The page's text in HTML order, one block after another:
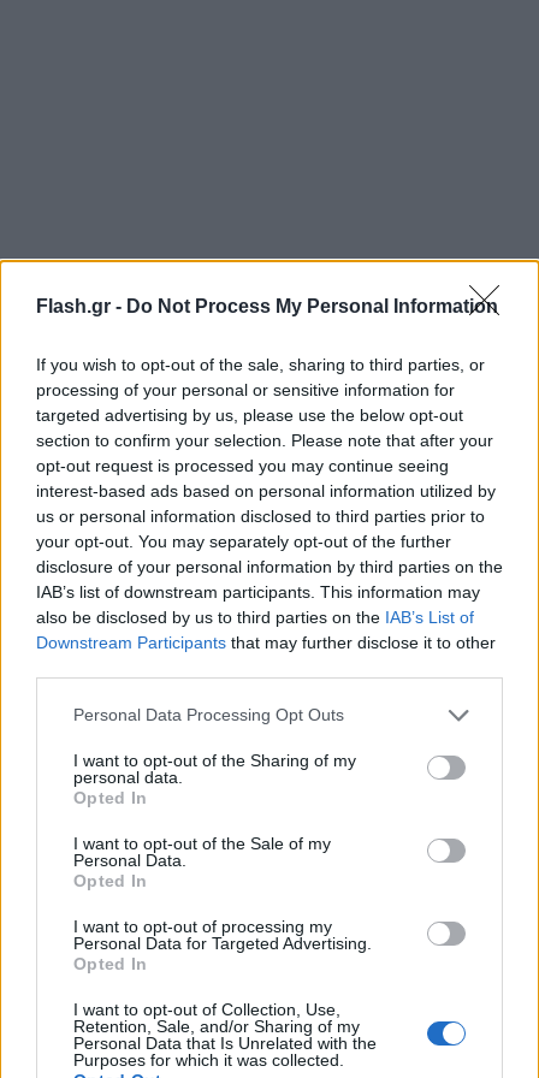
Flash.gr - Do Not Process My Personal Information
If you wish to opt-out of the sale, sharing to third parties, or
processing of your personal or sensitive information for
targeted advertising by us, please use the below opt-out
section to confirm your selection. Please note that after your
opt-out request is processed you may continue seeing
interest-based ads based on personal information utilized by
us or personal information disclosed to third parties prior to
your opt-out. You may separately opt-out of the further
disclosure of your personal information by third parties on the
IAB’s list of downstream participants. This information may
also be disclosed by us to third parties on the IAB’s List of
Downstream Participants that may further disclose it to other
Please note that this website/app uses one or more Google
not limited to your visit or usage behaviour. You may click to
grant or deny consent to Google and its third-party tags to
use your data for below specified purposes in below Google
consent section.
Personal Data Processing Opt Outs
I want to opt-out of the Sharing of my
personal data.
Opted In
I want to opt-out of the Sale of my
Personal Data.
Opted In
I want to opt-out of processing my
Personal Data for Targeted Advertising.
Opted In
I want to opt-out of Collection, Use,
Retention, Sale, and/or Sharing of my
Personal Data that Is Unrelated with the
Purposes for which it was collected.
Καιρός: Λίγες νεφώσεις παροδικά αυξημένες
Ανεμοι: Νότιοι νοτιοανατολικοί 3 με 4 και
από το απόγευμα στα ανατολικά του νομού
ανατολικοί 4 με 5 μποφόρ.
Θερμοκρασία: Από 06 έως 15 βαθμούς
Μακεδονία, Θράκη
Καιρός: Λίγες νεφώσεις παροδικά αυξημένες